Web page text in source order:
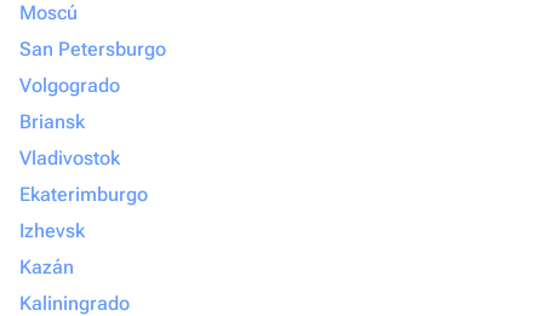
Moscú
San Petersburgo
Volgogrado
Briansk
Vladivostok
Ekaterimburgo
Izhevsk
Kazán
Kaliningrado